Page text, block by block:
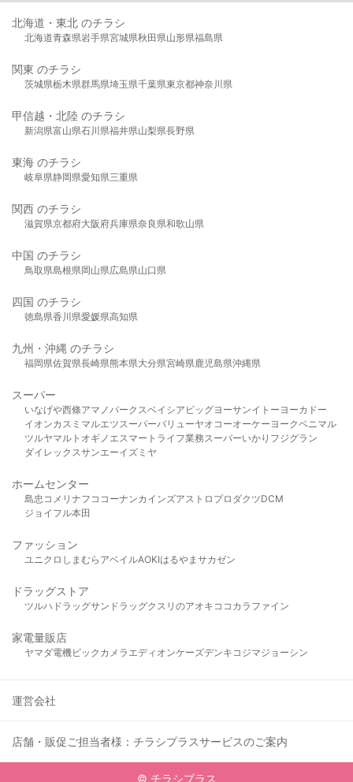
北海道・東北 のチラシ
北海道青森県岩手県宮城県秋田県山形県福島県
関東 のチラシ
茨城県栃木県群馬県埼玉県千葉県東京都神奈川県
甲信越・北陸 のチラシ
新潟県富山県石川県福井県山梨県長野県
東海 のチラシ
岐阜県静岡県愛知県三重県
関西 のチラシ
滋賀県京都府大阪府兵庫県奈良県和歌山県
中国 のチラシ
鳥取県島根県岡山県広島県山口県
四国 のチラシ
徳島県香川県愛媛県高知県
九州・沖縄 のチラシ
福岡県佐賀県長崎県熊本県大分県宮崎県鹿児島県沖縄県
スーパー
いなげや西條アマノパークスベイシア ビッグヨーサンイトーヨーカドー
イオンカスミ マルエツスーパーバリューヤオコーオーケー ヨークベニマル
ツルヤマルト オギノ エスマート ライフ業務スーパーいかり フジグラン
ダイレックスサンエーイズミヤ
ホームセンター
島忠 コメリ ナフコ コーナンカインズアストロプロダクツDCM
ジョイフル本田
ファッション
ユニクロ しまむら アベイルAOKIはるやま サカゼン
ドラッグストア
ツルハドラッグサンドラッグクスリのアオキ ココカラファイン
家電量販店
ヤマダ電機ビックカメラ エディオンケーズデンキ コジマジョーシン
運営会社
店舗・販促ご担当者様：チラシプラスサービスのご案内
© チラシプラス